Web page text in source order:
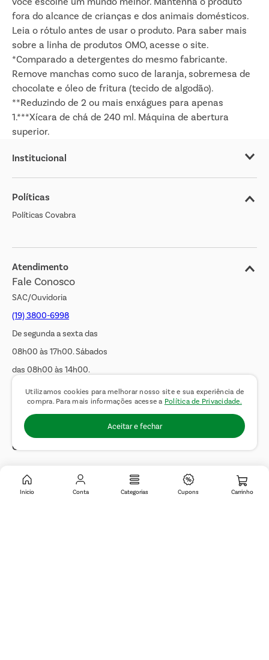
Utilizamos cookies para melhorar nosso site e sua experiência de
compra. Para mais informações acesse a Política de Privacidade.
Aceitar e fechar
Inicio Conta Categorias Cupons
fora do alcance de crianças e dos animais domésticos.
Leia o rótulo antes de usar o produto. Para saber mais
sobre a linha de produtos OMO, acesse o site.
*Comparado a detergentes do mesmo fabricante.
Remove manchas como suco de laranja, sobremesa de
chocolate e óleo de fritura (tecido de algodão).
**Reduzindo de 2 ou mais enxágues para apenas
1.***Xícara de chá de 240 ml. Máquina de abertura
superior.
Institucional
Sobre o Covabra
Nossas Lojas
Cliente Bem Estar
Jornal de Ofertas
Transparência Salarial
Políticas
Políticas Covabra
Atendimento
Fale Conosco
SAC/Ouvidoria
(19) 3800-6998
De segunda a sexta das
08h00 às 17h00. Sábados
das 08h00 às 14h00.
WhatsApp:
(19) 99900-3133
E-mail:sac@covabra.com.br
Outros Contatos
Novos Fornecedores